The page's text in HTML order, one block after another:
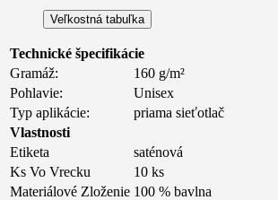
Veľkostná tabuľka
Technické špecifikácie
Gramáž:
160 g/m²
Pohlavie:
Unisex
Typ aplikácie:
priama sieťotlač
Vlastnosti
Etiketa
saténová
Ks Vo Vrecku
10 ks
Materiálové Zloženie 100 % bavlna